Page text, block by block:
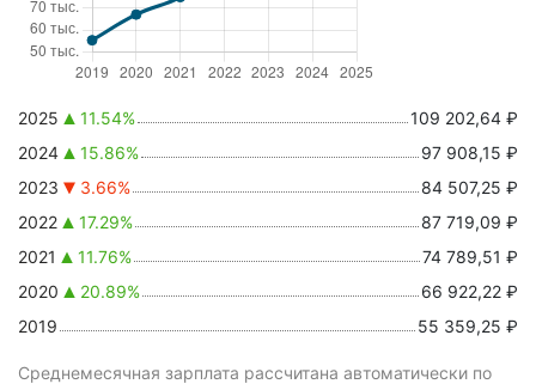
2025 11.54%
109 202,64 ₽
2024
15.86%
97 908,15 ₽
2023
3.66%
84 507,25 ₽
2022
17.29%
87 719,09 ₽
2021
11.76%
74 789,51 ₽
2020
20.89%
66 922,22 ₽
2019
55 359,25 ₽
Среднемесячная зарплата рассчитана автоматически по